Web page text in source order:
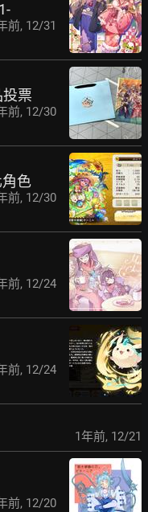
前, 12/31
票
前, 12/30
色
前, 12/30
前, 12/24
前, 12/24
1年前, 12/21
前, 12/20